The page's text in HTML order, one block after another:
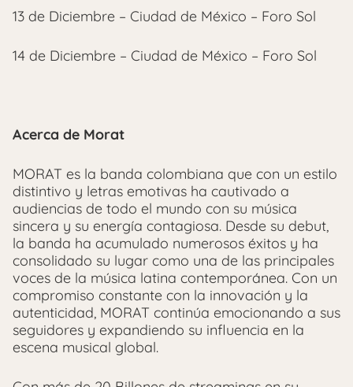
13 de Diciembre – Ciudad de México – Foro Sol
14 de Diciembre – Ciudad de México – Foro Sol
Acerca de Morat
MORAT es la banda colombiana que con un estilo
distintivo y letras emotivas ha cautivado a
audiencias de todo el mundo con su música
sincera y su energía contagiosa. Desde su debut,
la banda ha acumulado numerosos éxitos y ha
consolidado su lugar como una de las principales
voces de la música latina contemporánea. Con un
compromiso constante con la innovación y la
autenticidad, MORAT continúa emocionando a sus
seguidores y expandiendo su influencia en la
escena musical global.